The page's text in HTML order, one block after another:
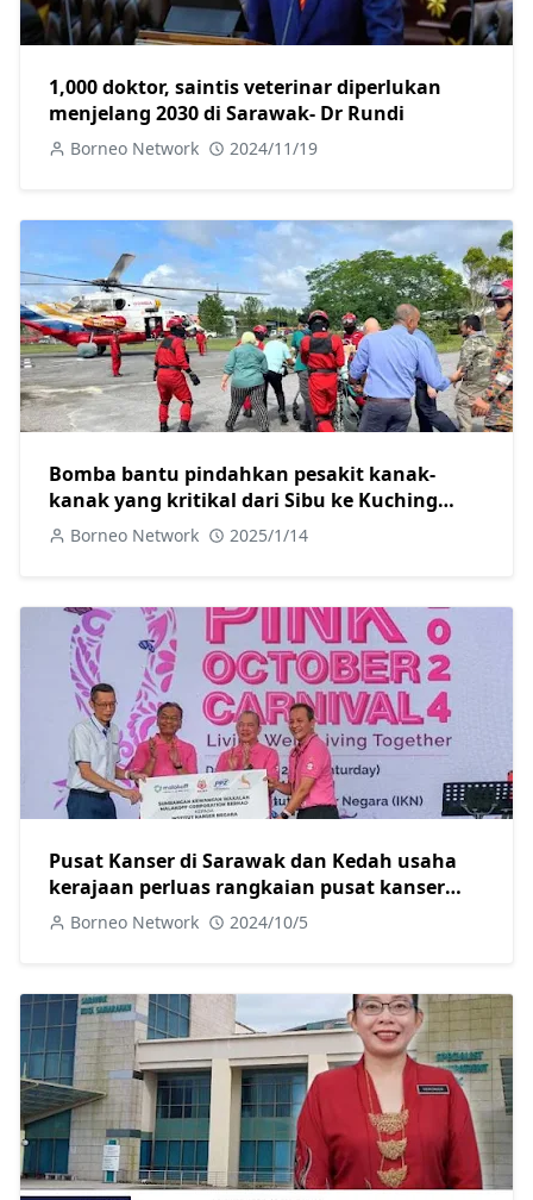
1,000 doktor, saintis veterinar diperlukan
menjelang 2030 di Sarawak- Dr Rundi
Borneo Network 2024/11/19
Bomba bantu pindahkan pesakit kanak-
kanak yang kritikal dari Sibu ke Kuching
guna helikopter
Borneo Network 2025/1/14
Pusat Kanser di Sarawak dan Kedah usaha
kerajaan perluas rangkaian pusat kanser
negara-Fadillah
Borneo Network 2024/10/5